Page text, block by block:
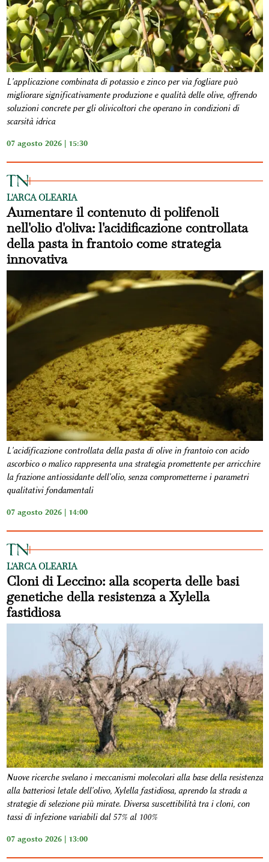
L'applicazione combinata di potassio e zinco per via fogliare può
migliorare significativamente produzione e qualità delle olive, offrendo
soluzioni concrete per gli olivicoltori che operano in condizioni di
scarsità idrica
07 agosto 2026 | 15:30
L'ARCA OLEARIA
Aumentare il contenuto di polifenoli
nell'olio d'oliva: l'acidificazione controllata
della pasta in frantoio come strategia
innovativa
L'acidificazione controllata della pasta di olive in frantoio con acido
ascorbico o malico rappresenta una strategia promettente per arricchire
la frazione antiossidante dell'olio, senza comprometterne i parametri
qualitativi fondamentali
07 agosto 2026 | 14:00
L'ARCA OLEARIA
Cloni di Leccino: alla scoperta delle basi
genetiche della resistenza a Xylella
fastidiosa
Nuove ricerche svelano i meccanismi molecolari alla base della resistenza
alla batteriosi letale dell'olivo, Xylella fastidiosa, aprendo la strada a
strategie di selezione più mirate. Diversa suscettibilità tra i cloni, con
tassi di infezione variabili dal 57% al 100%
07 agosto 2026 | 13:00